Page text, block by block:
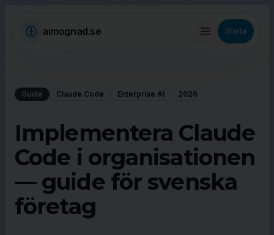
aimognad.se Starta
Guide Claude Code Enterprise AI 2026
Implementera Claude
Code i organisationen
— guide för svenska
företag